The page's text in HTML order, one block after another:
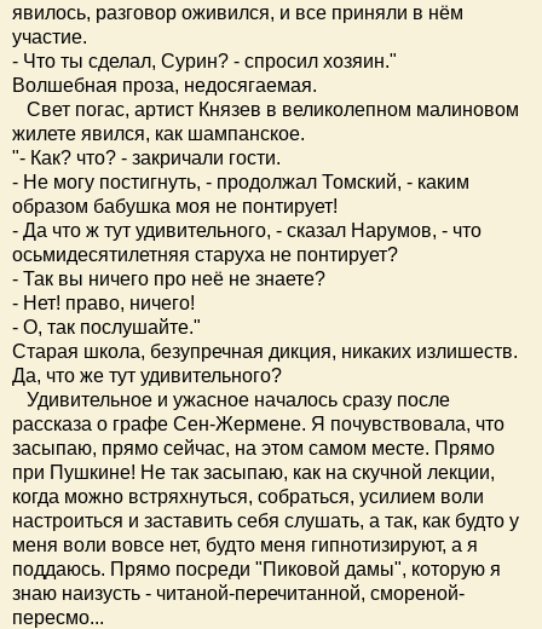
явилось, разговор оживился, и все приняли в нём
участие.
- Что ты сделал, Сурин? - спросил хозяин."
Волшебная проза, недосягаемая.
Свет погас, артист Князев в великолепном малиновом
жилете явился, как шампанское.
"- Как? что? - закричали гости.
- Не могу постигнуть, - продолжал Томский, - каким
образом бабушка моя не понтирует!
- Да что ж тут удивительного, - сказал Нарумов, - что
осьмидесятилетняя старуха не понтирует?
- Так вы ничего про неё не знаете?
- Нет! право, ничего!
- О, так послушайте."
Старая школа, безупречная дикция, никаких излишеств.
Да, что же тут удивительного?
Удивительное и ужасное началось сразу после
рассказа о графе Сен-Жермене. Я почувствовала, что
засыпаю, прямо сейчас, на этом самом месте. Прямо
при Пушкине! Не так засыпаю, как на скучной лекции,
когда можно встряхнуться, собраться, усилием воли
настроиться и заставить себя слушать, а так, как будто у
меня воли вовсе нет, будто меня гипнотизируют, а я
поддаюсь. Прямо посреди "Пиковой дамы", которую я
знаю наизусть - читаной-перечитанной, смореной-
пересмо...